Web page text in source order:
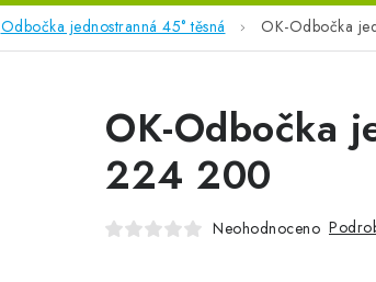
Odbočka jednostranná 45° těsná OK-Odbočka
OK-Odbočka
224 200
Neohodnoceno